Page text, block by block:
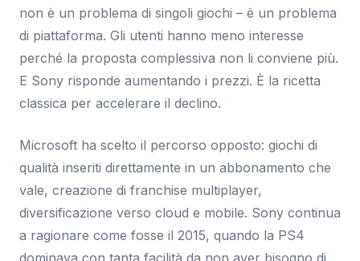
non è un problema di singoli giochi – è un problema
di piattaforma. Gli utenti hanno meno interesse
perché la proposta complessiva non li conviene più.
E Sony risponde aumentando i prezzi. È la ricetta
classica per accelerare il declino.
Microsoft ha scelto il percorso opposto: giochi di
qualità inseriti direttamente in un abbonamento che
vale, creazione di franchise multiplayer,
diversificazione verso cloud e mobile. Sony continua
a ragionare come fosse il 2015, quando la PS4
dominava con tanta facilità da non aver bisogno di